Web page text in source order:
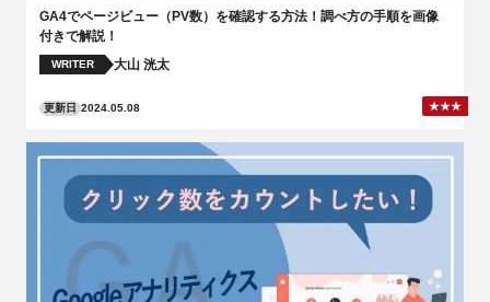
GA4でページビュー（PV数）を確認する方法！調べ方の手順を画像
付きで解説！
WRITER 大山 洸太
更新日 2024.05.08